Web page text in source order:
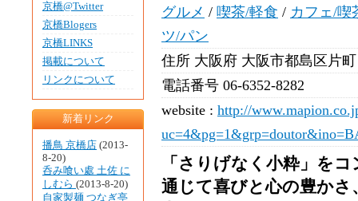
京橋@Twitter
京橋Blogers
京橋LINKS
掲載について
リンクについて
新着リンク
播鳥 京橋店 (2013-
8-20)
呑み喰い處 土佐 に
しむら (2013-8-20)
自家製麺 つなぎ亭
グルメ / 喫茶/軽食 / カフェ/喫
ツ/パン
住所 大阪府 大阪市都島区片町
電話番号 06-6352-8282
website : http://
「さりげなく小粋」を
通じて喜びと心の豊か